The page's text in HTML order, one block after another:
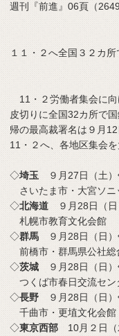
週刊『前進』06頁（
１１・２へ全国３２カ
11・２労働者集会に
皮切りに全国32カ所で
帰の最高裁署名は９月
11・２へ、各地区集会
◇埼玉 ９月27日（土）
さいたま市・大宮ソニ
◇北海道 ９月28日（日
札幌市教育文化会館
◇群馬 ９月28日（日）
前橋市・群馬県公社総
◇茨城 ９月28日（日）
つくば市春日交流セン
◇長野 ９月28日（日）
千曲市・更埴文化会館
◇東京西部 10月２日（